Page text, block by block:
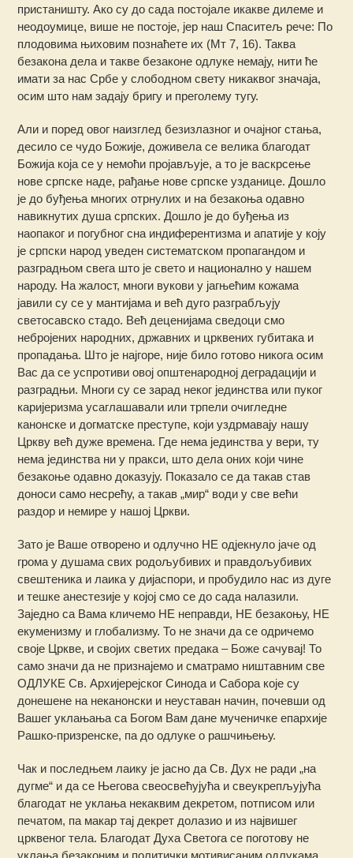
пристаништу. Ако су до сада постојале икакве дилеме и
неодоумице, више не постоје, јер наш Спаситељ рече: По
плодовима њиховим познаћете их (Мт 7, 16). Таква
безакона дела и такве безаконе одлуке немају, нити ће
имати за нас Србе у слободном свету никаквог значаја,
осим што нам задају бригу и преголему тугу.
Али и поред овог наизглед безизлазног и очајног стања,
десило се чудо Божије, доживела се велика благодат
Божија која се у немоћи пројављује, а то је васкрсење
нове српске наде, рађање нове српске узданице. Дошло
је до буђења многих отрнулих и на безакоња одавно
навикнутих душа српских. Дошло је до буђења из
наопаког и погубног сна индиферентизма и апатије у коју
је српски народ уведен систематском пропагандом и
разградњом свега што је свето и национално у нашем
народу. На жалост, многи вукови у јагњећим кожама
јавили су се у мантијама и већ дуго разграбљују
светосавско стадо. Већ деценијама сведоци смо
небројених народних, државних и црквених губитака и
пропадања. Што је најгоре, није било готово никога осим
Вас да се успротиви овој општенародној деградацији и
разградњи. Многи су се зарад неког јединства или пуког
каријеризма усаглашавали или трпели очигледне
канонске и догматске преступе, који уздрмавају нашу
Цркву већ дуже времена. Где нема јединства у вери, ту
нема јединства ни у пракси, што дела оних који чине
безакоње одавно доказују. Показало се да такав став
доноси само несрећу, а такав „мир“ води у све већи
раздор и немире у нашој Цркви.
Зато је Ваше отворено и одлучно НЕ одјекнуло јаче од
грома у душама свих родољубивих и правдољубивих
свештеника и лаика у дијаспори, и пробудило нас из дуге
и тешке анестезије у којој смо се до сада налазили.
Заједно са Вама кличемо НЕ неправди, НЕ безакоњу, НЕ
екуменизму и глобализму. То не значи да се одричемо
своје Цркве, и својих светих предака – Боже сачувај! То
само значи да не признајемо и сматрамо ништавним све
ОДЛУКЕ Св. Архијерејског Синода и Сабора које су
донешене на неканонски и неуставан начин, почевши од
Вашег уклањања са Богом Вам дане мученичке епархије
Рашко-призренске, па до одлуке о рашчињењу.
Чак и последњем лаику је јасно да Св. Дух не ради „на
дугме“ и да се Његова свеосвећујућа и свеукрепљујућа
благодат не уклања некаквим декретом, потписом или
печатом, па макар тај декрет долазио и из највишег
црквеног тела. Благодат Духа Светога се поготову не